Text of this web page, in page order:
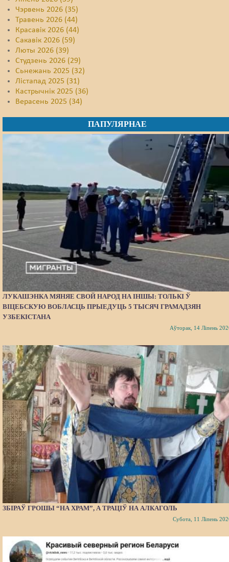
Чэрвень 2026 (35)
Травень 2026 (44)
Красавік 2026 (44)
Сакавік 2026 (59)
Люты 2026 (39)
Студзень 2026 (29)
Сьнежань 2025 (32)
Лістапад 2025 (31)
Кастрычнік 2025 (36)
Верасень 2025 (34)
ПАПУЛЯРНАЕ
ЛУКАШЭНКА МЯНЯЕ СВОЙ НАРОД НА ІНШЫ: ТОЛЬКІ Ў
ВІЦЕБСКУЮ ВОБЛАСЦЬ ПРЫЕДУЦЬ 5 ТЫСЯЧ ГРАМАДЗЯН
УЗБЕКІСТАНА
Аўторак, 14 Ліпень
ЗБІРАЎ ГРОШЫ “НА ХРАМ”, А ТРАЦІЎ НА АЛКАГОЛЬ
Субота, 11 Ліпень